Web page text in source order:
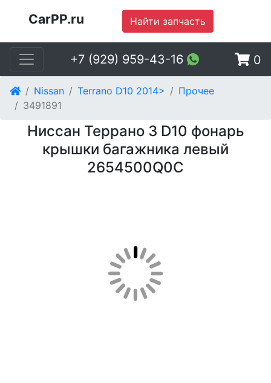
CarPP.ru Найти запчасть
+7 (929) 959-43-16 0
Nissan Terrano D10 2014>
Прочее
3491891
Ниссан Террано 3 D10 фонарь
крышки багажника левый
2654500Q0C